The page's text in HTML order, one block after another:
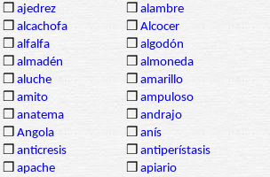
❒ ajedrez ❒ alambre
❒ alcachofa ❒ Alcocer
❒ alfalfa ❒ algodón
❒ almadén ❒ almoneda
❒ aluche ❒ amarillo
❒ amito ❒ ampuloso
❒ anatema ❒ andrajo
❒ Angola ❒ anís
❒ anticresis ❒ antiperístasis
❒ apache ❒ apiario